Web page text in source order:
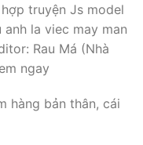
truyện Js model
la viec may man
Rau Má (Nhà
ngay